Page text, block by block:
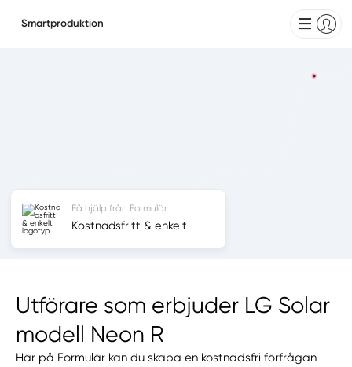
Smartproduktion
Utförare som erbjuder LG Solar
modell Neon R
Här på Formulär kan du skapa en kostnadsfri förfrågan
Få hjälp från Formulär
Kostnadsfritt & enkelt